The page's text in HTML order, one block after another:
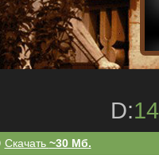
D:
Скачать ~30 Мб.